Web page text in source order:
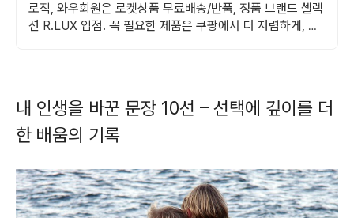
로직, 와우회원은 로켓상품 무료배송/반품, 정품 브랜드 셀렉
션 R.LUX 입점. 꼭 필요한 제품은 쿠팡에서 더 저렴하게, 로
내 인생을 바꾼 문장 10선 – 선택에 깊이를 더
한 배움의 기록